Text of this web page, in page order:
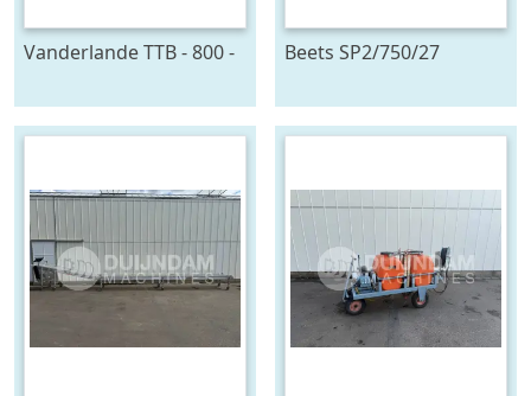
Vanderlande TTB - 800 -
telescoopband 4 delig,
2400 x 80 cm
Beets SP2/750/27